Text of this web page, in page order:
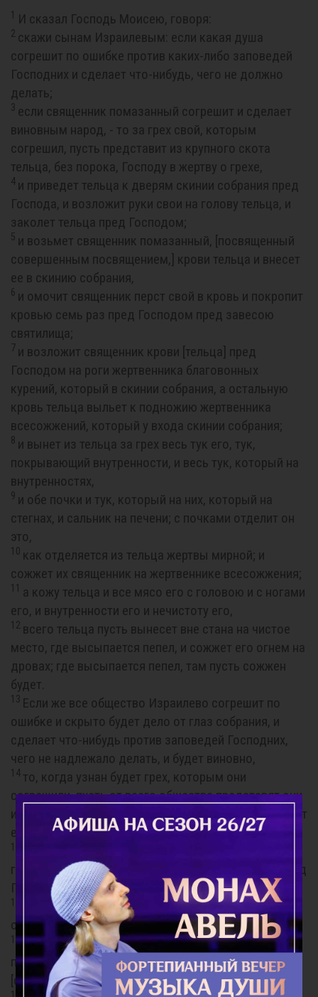
И сказал Господь Моисею, говоря:
2 скажи сынам Израилевым: если какая душа
согрешит по ошибке против каких-либо заповедей
Господних и сделает что-нибудь, чего не должно
делать;
3 если священник помазанный согрешит и сделает
виновным народ, - то за грех свой, которым
согрешил, пусть представит из крупного скота
тельца, без порока, Господу в жертву о грехе,
4 и приведет тельца к дверям скинии собрания пред
Господа, и возложит руки свои на голову тельца, и
заколет тельца пред Господом;
5 и возьмет священник помазанный, [посвященный
совершенным посвящением,] крови тельца и внесет
ее в скинию собрания,
6 и омочит священник перст свой в кровь и покропит
кровью семь раз пред Господом пред завесою
святилища;
7 и возложит священник крови [тельца] пред
Господом на роги жертвенника благовонных
курений, который в скинии собрания, а остальную
кровь тельца выльет к подножию жертвенника
всесожжений, который у входа скинии собрания;
8 и вынет из тельца за грех весь тук его, тук,
покрывающий внутренности, и весь тук, который на
внутренностях,
9 и обе почки и тук, который на них, который на
стегнах, и сальник на печени; с почками отделит он
это,
10 как отделяется из тельца жертвы мирной; и
сожжет их священник на жертвеннике всесожжения;
а кожу тельца и все мясо его с головою и с ногами
его, и внутренности его и нечистоту его,
12 всего тельца пусть вынесет вне стана на чистое
место, где высыпается пепел, и сожжет его огнем на
дровах; где высыпается пепел, там пусть сожжен
будет.
13 Если же все общество Израилево согрешит по
ошибке и скрыто будет дело от глаз собрания, и
сделает что-нибудь против заповедей Господних,
чего не надлежало делать, и будет виновно,
14 то, когда узнан будет грех, которым они
согрешили, пусть от всего общества представят они
из крупного скота тельца в жертву за грех и приведут
его пред скинию собрания;
голову тельца пред Господом и заколют тельца пред
Господом.
И внесет священник помазанный крови тельца в
скинию собрания,
17и омочит священник перст свой в кровь [тельца] и
покропит семь раз пред Господом пред завесою
[святилища],